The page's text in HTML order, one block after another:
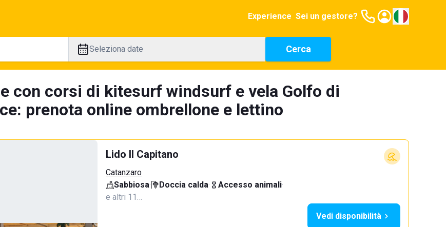
Experience Sei un gestore?
Seleziona date Cerca
con corsi di kitesurf windsurf e vela Golfo di
prenota online ombrellone e lettino
Lido Il Capitano
Catanzaro
Sabbiosa· Doccia calda· Accesso animali·
e altri 11…
Vedi disponibilità